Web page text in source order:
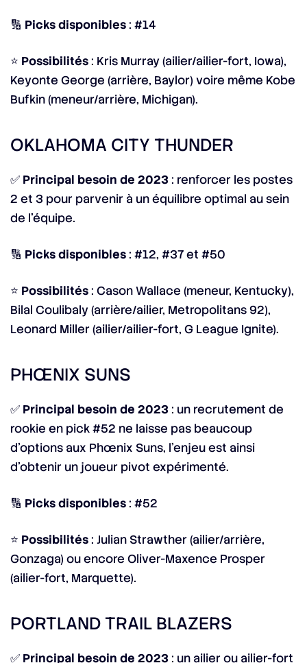
🔢 Picks disponibles: #14
⭐ Possibilités: Kris Murray (ailier/ailier-fort, Iowa),
Keyonte George (arrière, Baylor) voire même Kobe
Bufkin (meneur/arrière, Michigan).
OKLAHOMA CITY THUNDER
✅ Principal besoin de 2023 : renforcer les postes
2 et 3 pour parvenir à un équilibre optimal au sein
de l’équipe.
🔢 Picks disponibles: #12, #37 et #50
⭐ Possibilités: Cason Wallace (meneur, Kentucky),
Bilal Coulibaly (arrière/ailier, Metropolitans 92),
Leonard Miller (ailier/ailier-fort, G League Ignite).
PHŒNIX SUNS
✅ Principal besoin de 2023 : un recrutement de
rookie en pick #52 ne laisse pas beaucoup
d’options aux Phœnix Suns, l’enjeu est ainsi
d’obtenir un joueur pivot expérimenté.
🔢 Picks disponibles: #52
⭐ Possibilités: Julian Strawther (ailier/arrière,
Gonzaga) ou encore Oliver-Maxence Prosper
(ailier-fort, Marquette).
PORTLAND TRAIL BLAZERS
✅ Principal besoin de 2023 : un ailier ou ailier-fort